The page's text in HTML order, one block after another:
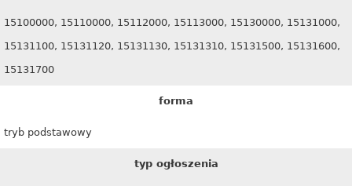
15100000, 15110000, 15112000, 15113000, 15130000, 15131000,
15131100, 15131120, 15131130, 15131310, 15131500, 15131600,
15131700
forma
tryb podstawowy
typ ogłoszenia